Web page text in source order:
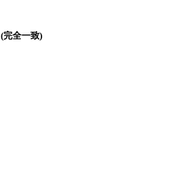
(完全一致)